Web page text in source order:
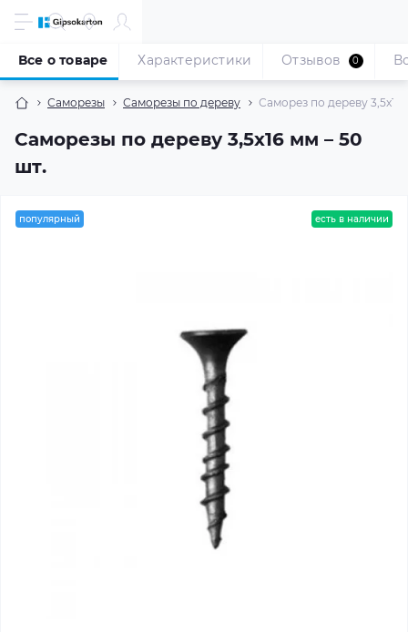
Саморезы Саморезы по дереву Саморез по дереву 3,5x16
Саморезы по дереву 3,5x16 мм – 50
шт.
Все о товаре Характеристики Отзывов 0
популярный есть в наличии